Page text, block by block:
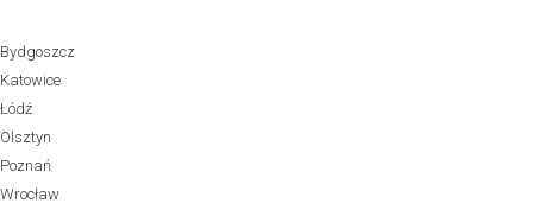
Bydgoszcz
Katowice
Łódź
Olsztyn
Poznań
Wrocław